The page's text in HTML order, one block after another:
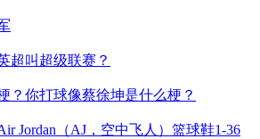
超叫超级联赛？
？你打球像蔡徐坤是什么梗？
Jordan（AJ，空中飞人）篮球鞋1-36